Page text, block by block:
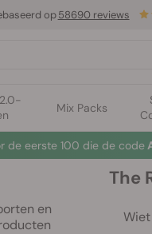
Mix Packs
op 58690 reviews
de eerste 100 die de code
The
en
Wiet